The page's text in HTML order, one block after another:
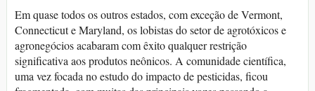
Em quase todos os outros estados, com exceção de Vermont,
Connecticut e Maryland, os lobistas do setor de agrotóxicos e
agronegócios acabaram com êxito qualquer restrição
significativa aos produtos neônicos. A comunidade científica,
uma vez focada no estudo do impacto de pesticidas, ficou